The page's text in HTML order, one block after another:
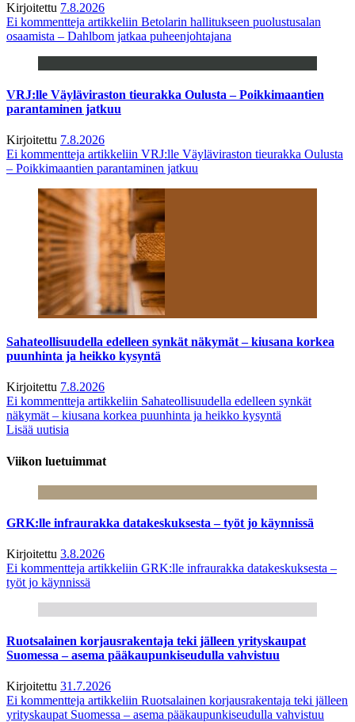
Kirjoitettu 7.8.2026
Ei kommentteja artikkeliin Betolarin hallitukseen puolustusalan
osaamista – Dahlbom jatkaa puheenjohtajana
VRJ:lle Väyläviraston tieurakka Oulusta – Poikkimaantien
parantaminen jatkuu
Kirjoitettu 7.8.2026
Ei kommentteja artikkeliin VRJ:lle Väyläviraston tieurakka Oulusta
– Poikkimaantien parantaminen jatkuu
Sahateollisuudella edelleen synkät näkymät – kiusana korkea
puunhinta ja heikko kysyntä
Kirjoitettu 7.8.2026
Ei kommentteja artikkeliin Sahateollisuudella edelleen synkät
näkymät – kiusana korkea puunhinta ja heikko kysyntä
Lisää uutisia
Viikon luetuimmat
GRK:lle infraurakka datakeskuksesta – työt jo käynnissä
Kirjoitettu 3.8.2026
Ei kommentteja artikkeliin GRK:lle infraurakka datakeskuksesta –
työt jo käynnissä
Ruotsalainen korjausrakentaja teki jälleen yrityskaupat
Suomessa – asema pääkaupunkiseudulla vahvistuu
Kirjoitettu 31.7.2026
Ei kommentteja artikkeliin Ruotsalainen korjausrakentaja teki jälleen
yrityskaupat Suomessa – asema pääkaupunkiseudulla vahvistuu